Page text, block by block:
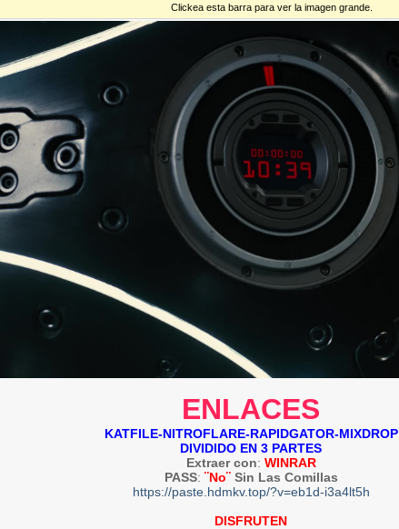
Clickea esta barra para ver la imagen grande.
ENLACES
KATFILE-NITROFLARE-RAPIDGATOR-MIXDROP
DIVIDIDO EN 3 PARTES
Extraer con: WINRAR
PASS: ¨No¨ Sin Las Comillas
https://paste.hdmkv.top/?v=eb1d-i3a4lt5h
DISFRUTEN